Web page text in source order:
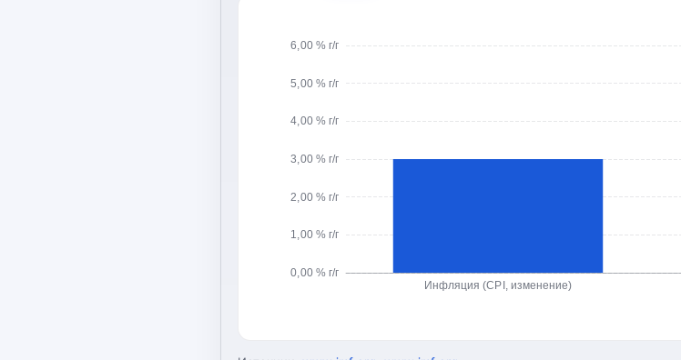
0,00 % г/г
1,00 % г/г
2,00 % г/г
3,00 % г/г
4,00 % г/г
5,00 % г/г
6,00 % г/г
Инфляция (CPI, изменение)